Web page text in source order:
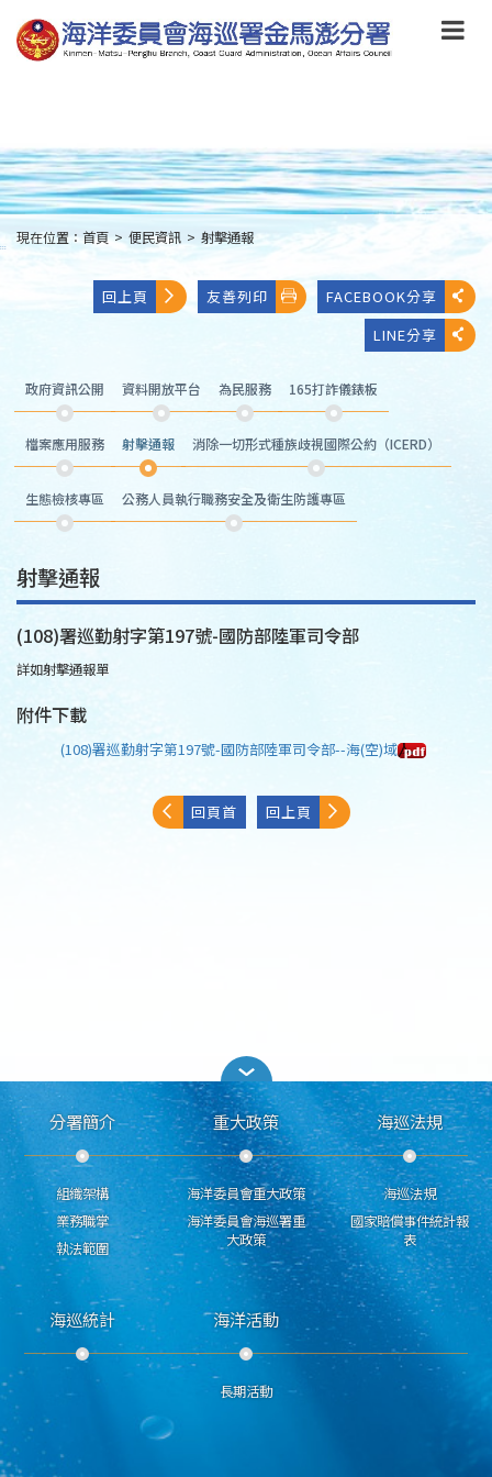
到
主
要
main
content
:::
現在位置：首頁 > 便民資訊 > 射擊通報
回上頁 友善列印
FACEBOOK分享
LINE分享
政府資訊公開 資料開放平台 為民服務 165打詐儀錶板
檔案應用服務 射擊通報 消除一切形式種族歧視國際公約（ICERD）
生態檢核專區 公務人員執行職務安全及衛生防護專區
射擊通報
(108)署巡勤射字第197號-國防部陸軍司令部
詳如射擊通報單
附件下載
(108)署巡勤射字第197號-國防部陸軍司令部--海(空)域
回頁首 回上頁
分署簡介
組織架構
業務職掌
執法範圍
重大政策
海洋委員會重大政策
海洋委員會海巡署重
大政策
海巡法規
海巡法規
國家賠償事件統計報
表
海巡統計 海洋活動
長期活動